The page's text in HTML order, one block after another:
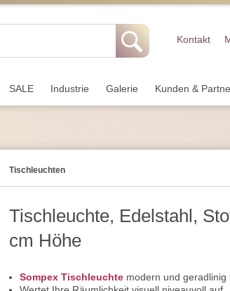
Kontakt
SALE Industrie Galerie Kunden &
Tisch­leuchten
Tischleuchte, Edelstahl,
cm Höhe
Sompex Tischleuchte modern und